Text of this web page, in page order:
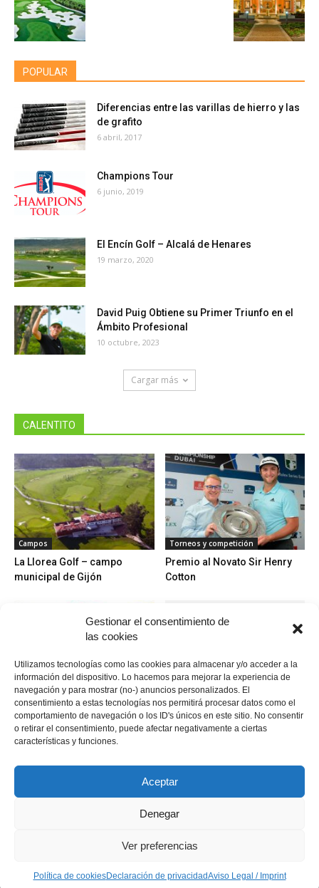
Gestionar el consentimiento de
las cookies
Utilizamos tecnologías como las cookies para almacenar y/o acceder a la
información del dispositivo. Lo hacemos para mejorar la experiencia de
navegación y para mostrar (no-) anuncios personalizados. El
consentimiento a estas tecnologías nos permitirá procesar datos como el
comportamiento de navegación o los ID's únicos en este sitio. No consentir
o retirar el consentimiento, puede afectar negativamente a ciertas
características y funciones.
Aceptar
Denegar
Ver preferencias
Política de cookiesDeclaración de privacidadAviso Legal / Imprint
POPULAR
Diferencias entre las varillas de hierro y las
de grafito
6 abril, 2017
Champions Tour
6 junio, 2019
El Encín Golf – Alcalá de Henares
19 marzo, 2020
David Puig Obtiene su Primer Triunfo en el
Ámbito Profesional
10 octubre, 2023
Cargar más
CALENTITO
Campos
La Llorea Golf – campo
municipal de Gijón
Torneos y competición
Premio al Novato Sir Henry
Cotton
Bolas nuevas
Bolas de golf Precept
Noticias
Campo de golf La Valmuza
(Salamanca)
Política de cookies
Descargo de responsabilidad
© Copyright 2021 - MundoGolf.golf